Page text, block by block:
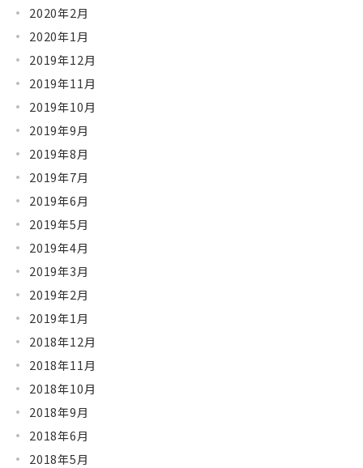
2020年2月
2020年1月
2019年12月
2019年11月
2019年10月
2019年9月
2019年8月
2019年7月
2019年6月
2019年5月
2019年4月
2019年3月
2019年2月
2019年1月
2018年12月
2018年11月
2018年10月
2018年9月
2018年6月
2018年5月